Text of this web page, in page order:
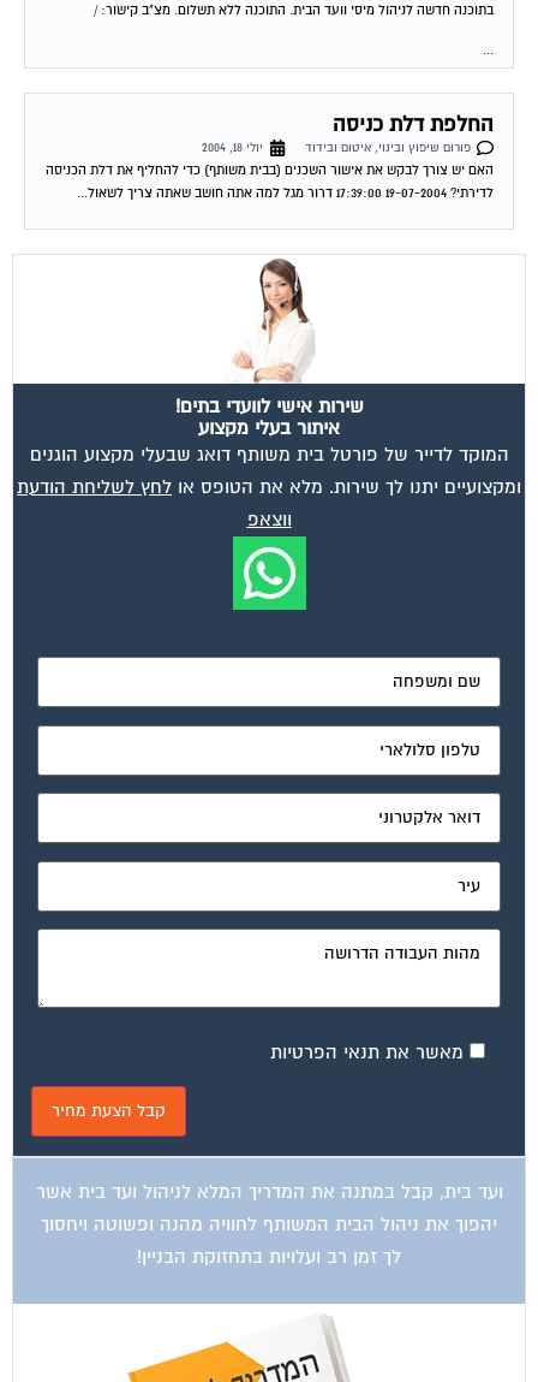
בתוכנה חדשה לניהול מיסי וועד הבית. התוכנה ללא תשלום. מצ"ב קישור: /
...
החלפת דלת כניסה
פורום שיפוץ ובינוי, איטום ובידוד
יולי 18, 2004
האם יש צורך לבקש את אישור השכנים (בבית משותף) כדי להחליף את דלת הכניסה
לדירתי? 19-07-2004 17:39:00 דרור מגל למה אתה חושב שאתה צריך לשאול...
שירות אישי לוועדי בתים!
איתור בעלי מקצוע
המוקד לדייר של פורטל בית משותף דואג שבעלי מקצוע הוגנים
ומקצועיים יתנו לך שירות. מלא את הטופס או לחץ לשליחת הודעת
ווצאפ
מאשר את תנאי הפרטיות
ועד בית, קבל במתנה את המדריך המלא לניהול ועד בית אשר
יהפוך את ניהול הבית המשותף לחוויה מהנה ופשוטה ויחסוך
לך זמן רב ועלויות בתחזוקת הבניין!